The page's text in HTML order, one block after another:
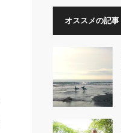
オススメの記事